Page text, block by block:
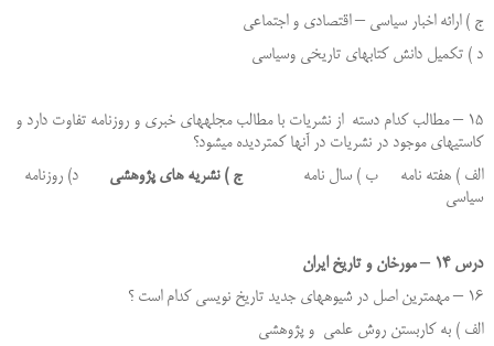
ج ) ارائه اخبار سیاسی – اقتصادی و اجتماعی
د ) تکمیل دانش کتابهای تاریخی وسیاسی
15 – مطالب کدام دسته از نشریات با مطالب مجله­های خبری و روزنامه تفاوت دارد و
کاستی­های موجود در نشریات در آن­ها کمتردیده میشود؟
الف ) هفته نامه ب ) سال نامهج ) نشریه های پژوهشی د) روزنامه
سیاسی
درس 14 – مورخان و تاریخ ایران
16 – مهمترین اصل در شیوه­های جدید تاریخ نویسی کدام است ؟
الف ) به کاربستن روش علمی و پژوهشی